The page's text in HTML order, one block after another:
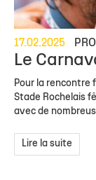
17.02.2025
Le
Pour la rencontre
Stade Rochelais
avec de
Lire la suite